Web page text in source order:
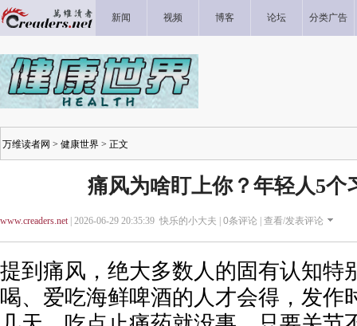
新闻 视频 博客 论坛 分类广告
万维读者网 > 健康世界 > 正文
痛风为啥盯上你？年轻人5个
www.creaders.net| 2026-06-29 20:35:39 快乐的小大夫 | 0条评论 | 查看/发表评论
提到痛风，绝大多数人的固有认知特
喝、爱吃海鲜啤酒的人才会得，发作